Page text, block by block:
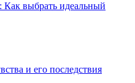
выбрать идеальный
и его последствия